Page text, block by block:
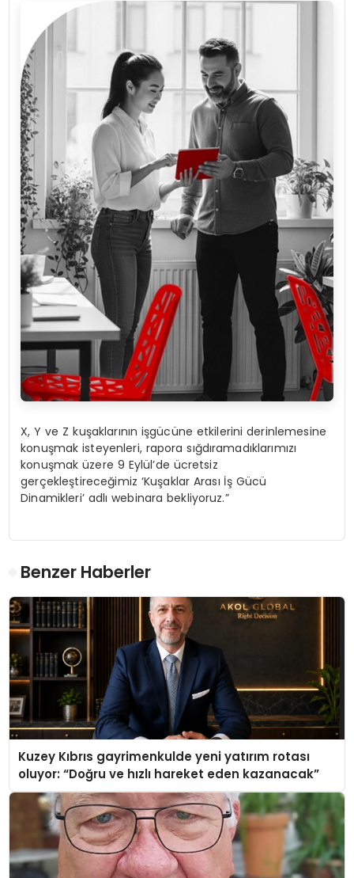
X, Y ve Z kuşaklarının işgücüne etkilerini derinlemesine
konuşmak isteyenleri, rapora sığdıramadıklarımızı
konuşmak üzere 9 Eylül’de ücretsiz
gerçekleştireceğimiz ‘Kuşaklar Arası İş Gücü
Dinamikleri’ adlı webinara bekliyoruz.”
Benzer Haberler
Kuzey Kıbrıs gayrimenkulde yeni yatırım rotası
oluyor: “Doğru ve hızlı hareket eden kazanacak”